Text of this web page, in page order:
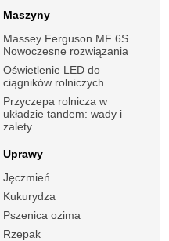
Maszyny
Massey Ferguson MF 6S.
Nowoczesne rozwiązania
Oświetlenie LED do
ciągników rolniczych
Przyczepa rolnicza w
układzie tandem: wady i
zalety
Uprawy
Jęczmień
Kukurydza
Pszenica ozima
Rzepak